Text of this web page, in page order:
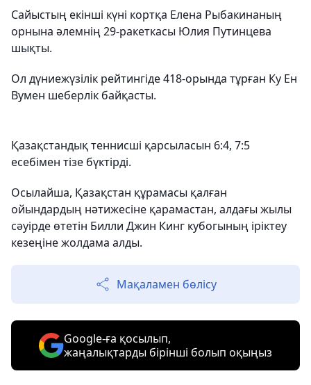
Сайыстың екінші күні кортқа Елена Рыбакинаның
орнына әлемнің 29-ракеткасы Юлия Путинцева
шықты.
Ол дүниежүзілік рейтингіде 418-орында тұрған Ку Ен
Вумен шеберлік байқасты.
Қазақстандық теннисші қарсыласын 6:4, 7:5
есебімен тізе бүктірді.
Осылайша, Қазақстан құрамасы қалған
ойындардың нәтижесіне қарамастан, алдағы жылы
сәуірде өтетін Билли Джин Кинг кубогының іріктеу
кезеңіне жолдама алды.
Мақаламен бөлісу
Google-ға қосылып,
жаңалықтарды бірінші болып оқыңыз